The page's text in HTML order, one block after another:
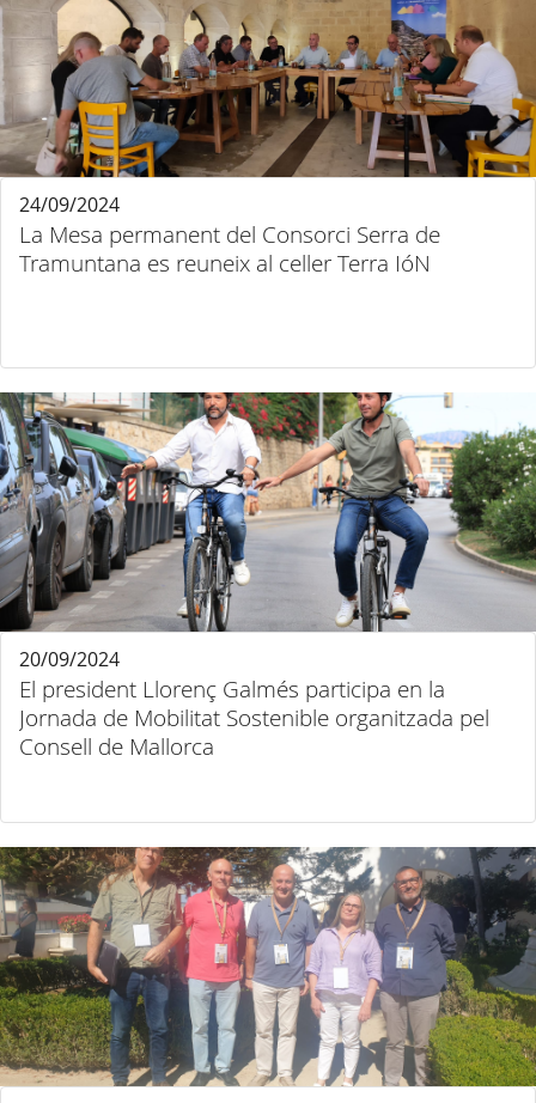
La Mesa permanent del Consorci Serra de
Tramuntana es reuneix al celler Terra IóN
24/09/2024
El president Llorenç Galmés participa en la
Jornada de Mobilitat Sostenible organitzada pel
Consell de Mallorca
20/09/2024